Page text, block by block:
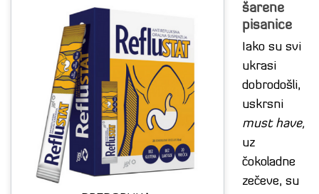
šarene
pisanice
Iako su svi
ukrasi
dobrodošli,
uskrsni
must have,
uz
čokoladne
zečeve, su